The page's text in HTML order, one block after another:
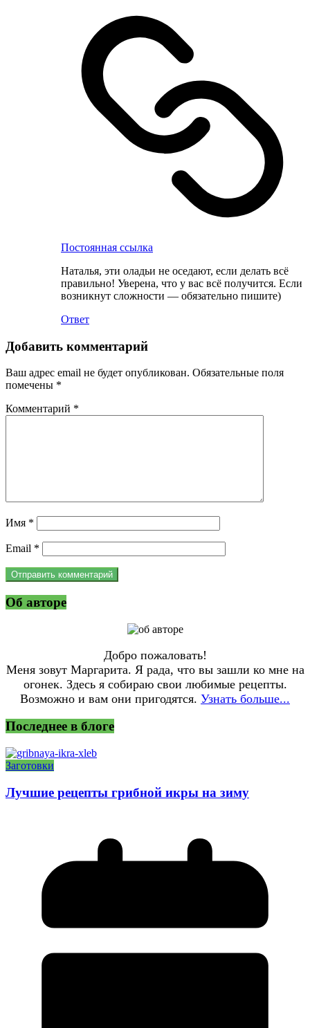
Постоянная ссылка
Наталья, эти оладьи не оседают, если делать всё
правильно! Уверена, что у вас всё получится. Если
возникнут сложности — обязательно пишите)
Ответ
Добавить комментарий
Ваш адрес email не будет опубликован. Обязательные поля
помечены *
Комментарий *
Имя *
Email *
Об авторе
Добро пожаловать!
Меня зовут Маргарита. Я рада, что вы зашли ко мне на
огонек. Здесь я собираю свои любимые рецепты.
Возможно и вам они пригодятся. Узнать больше...
Последнее в блоге
Заготовки
Лучшие рецепты грибной икры на зиму